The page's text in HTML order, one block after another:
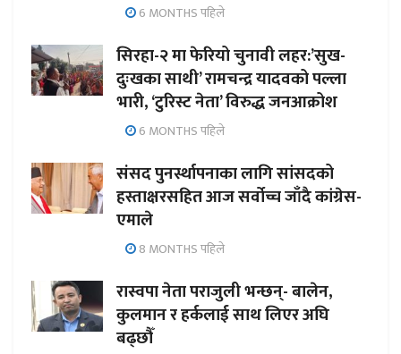
6 MONTHS पहिले
सिरहा-२ मा फेरियो चुनावी लहर:’सुख-
दुःखका साथी’ रामचन्द्र यादवको पल्ला
भारी, ‘टुरिस्ट नेता’ विरुद्ध जनआक्रोश
6 MONTHS पहिले
संसद पुनर्स्थापनाका लागि सांसदको
हस्ताक्षरसहित आज सर्वोच्च जाँदै कांग्रेस-
एमाले
8 MONTHS पहिले
रास्वपा नेता पराजुली भन्छन्- बालेन,
कुलमान र हर्कलाई साथ लिएर अघि
बढ्छौँ